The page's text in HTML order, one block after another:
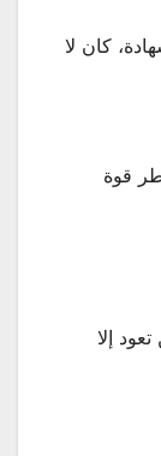
كان لا
قوة
إلا